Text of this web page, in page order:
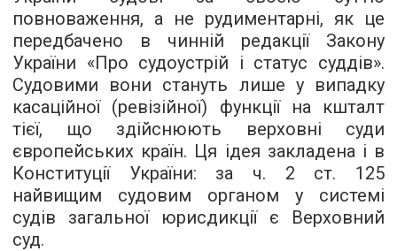
повноваження, а не рудиментарні, як це
передбачено в чинній редакції Закону
України «Про судоустрій і статус суддів».
Судовими вони стануть лише у випадку
касаційної (ревізійної) функції на кшталт
тієї, що здійснюють верховні суди
європейських країн. Ця ідея закладена і в
Конституції України: за ч. 2 ст. 125
найвищим судовим органом у системі
судів загальної юрисдикції є Верховний
суд.